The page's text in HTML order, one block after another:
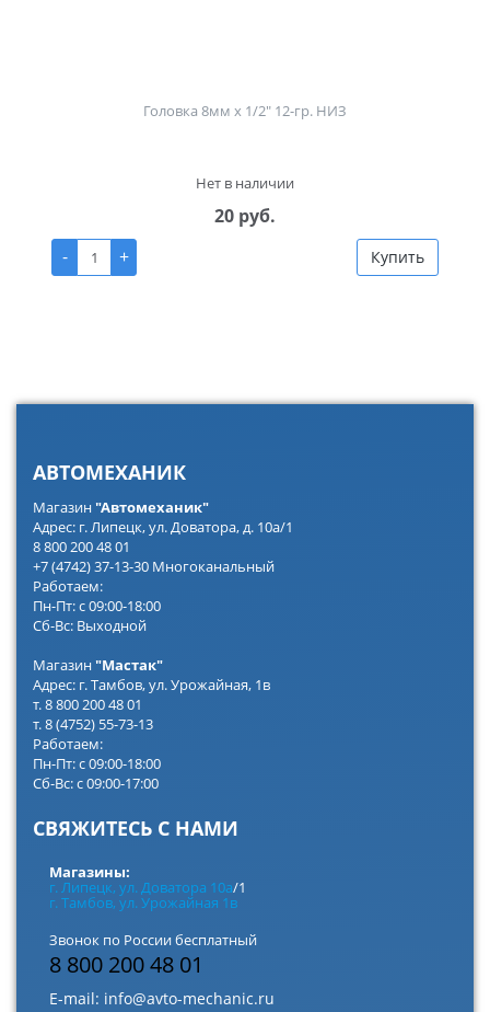
Головка 8мм х 1/2" 12-гр. НИЗ
Нет в наличии
20 руб.
-
+ Купить
АВТОМЕХАНИК
Магазин"Автомеханик"
Адрес: г. Липецк, ул. Доватора, д. 10а/1
8 800 200 48 01
+7 (4742) 37-13-30 Многоканальный
Работаем:
Пн-Пт: с 09:00-18:00
Сб-Вс: Выходной
Магазин"Мастак"
Адрес: г. Тамбов, ул. Урожайная, 1в
т. 8 800 200 48 01
т. 8 (4752) 55-73-13
Работаем:
Пн-Пт: с 09:00-18:00
Сб-Вс: с 09:00-17:00
СВЯЖИТЕСЬ С НАМИ
Магазины:
г. Липецк, ул. Доватора 10а/1
г. Тамбов, ул. Урожайная 1в
Звонок по России бесплатный
8 800 200 48 01
E-mail: info@avto-mechanic.ru